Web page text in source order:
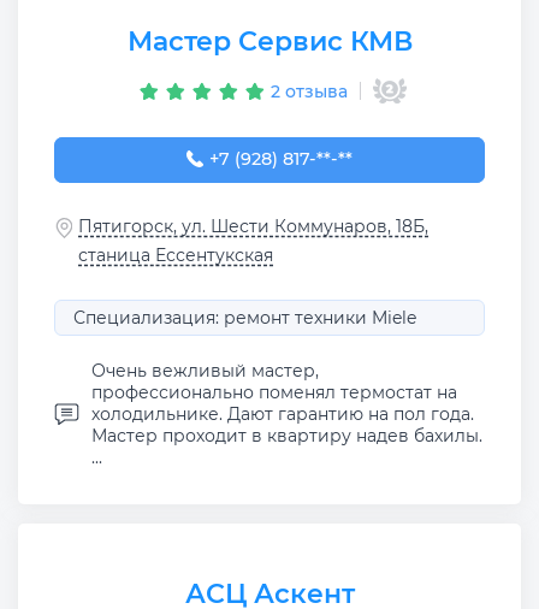
Мастер Сервис КМВ
2 отзыва
+7 (928) 817-49-81
+7 (928) 817-**-**
Пятигорск, ул. Шести Коммунаров, 18Б,
станица Ессентукская
Специализация: ремонт техники Miele
Очень вежливый мастер,
профессионально поменял термостат на
холодильнике. Дают гарантию на пол года.
Мастер проходит в квартиру надев бахилы.
...
АСЦ Аскент